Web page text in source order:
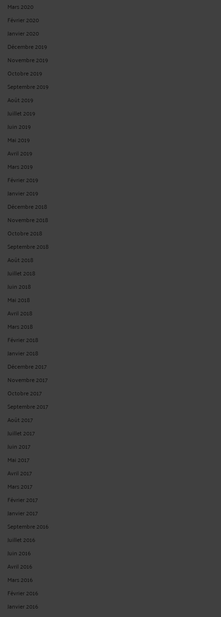
Mars 2020
Février 2020
Janvier 2020
Décembre 2019
Novembre 2019
Octobre 2019
Septembre 2019
Août 2019
Juillet 2019
Juin 2019
Mai 2019
Avril 2019
Mars 2019
Février 2019
Janvier 2019
Décembre 2018
Novembre 2018
Octobre 2018
Septembre 2018
Août 2018
Juillet 2018
Juin 2018
Mai 2018
Avril 2018
Mars 2018
Février 2018
Janvier 2018
Décembre 2017
Novembre 2017
Octobre 2017
Septembre 2017
Août 2017
Juillet 2017
Juin 2017
Mai 2017
Avril 2017
Mars 2017
Février 2017
Janvier 2017
Septembre 2016
Juillet 2016
Juin 2016
Avril 2016
Mars 2016
Février 2016
Janvier 2016